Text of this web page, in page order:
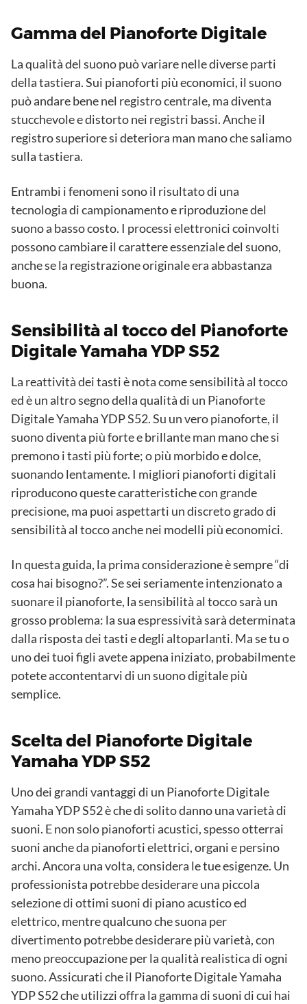
Gamma del Pianoforte Digitale
La qualità del suono può variare nelle diverse parti
della tastiera. Sui pianoforti più economici, il suono
può andare bene nel registro centrale, ma diventa
stucchevole e distorto nei registri bassi. Anche il
registro superiore si deteriora man mano che saliamo
sulla tastiera.
Entrambi i fenomeni sono il risultato di una
tecnologia di campionamento e riproduzione del
suono a basso costo. I processi elettronici coinvolti
possono cambiare il carattere essenziale del suono,
anche se la registrazione originale era abbastanza
buona.
Sensibilità al tocco del Pianoforte
Digitale Yamaha YDP S52
La reattività dei tasti è nota come sensibilità al tocco
ed è un altro segno della qualità di un Pianoforte
Digitale Yamaha YDP S52. Su un vero pianoforte, il
suono diventa più forte e brillante man mano che si
premono i tasti più forte; o più morbido e dolce,
suonando lentamente. I migliori pianoforti digitali
riproducono queste caratteristiche con grande
precisione, ma puoi aspettarti un discreto grado di
sensibilità al tocco anche nei modelli più economici.
In questa guida, la prima considerazione è sempre “di
cosa hai bisogno?”. Se sei seriamente intenzionato a
suonare il pianoforte, la sensibilità al tocco sarà un
grosso problema: la sua espressività sarà determinata
dalla risposta dei tasti e degli altoparlanti. Ma se tu o
uno dei tuoi figli avete appena iniziato, probabilmente
potete accontentarvi di un suono digitale più
semplice.
Scelta del Pianoforte Digitale
Yamaha YDP S52
Uno dei grandi vantaggi di un Pianoforte Digitale
Yamaha YDP S52 è che di solito danno una varietà di
suoni. E non solo pianoforti acustici, spesso otterrai
suoni anche da pianoforti elettrici, organi e persino
archi. Ancora una volta, considera le tue esigenze. Un
professionista potrebbe desiderare una piccola
selezione di ottimi suoni di piano acustico ed
elettrico, mentre qualcuno che suona per
divertimento potrebbe desiderare più varietà, con
meno preoccupazione per la qualità realistica di ogni
suono. Assicurati che il Pianoforte Digitale Yamaha
YDP S52 che utilizzi offra la gamma di suoni di cui hai